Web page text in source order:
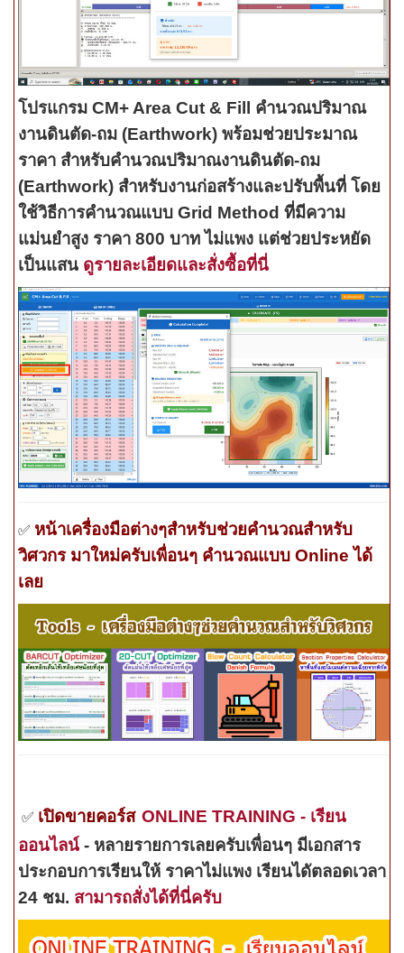
โปรแกรม CM+ Area Cut & Fill คำนวณปริมาณ
งานดินตัด-ถม (Earthwork) พร้อมช่วยประมาณ
ราคา สำหรับคำนวณปริมาณงานดินตัด-ถม
(Earthwork) สำหรับงานก่อสร้างและปรับพื้นที่ โดย
ใช้วิธีการคำนวณแบบ Grid Method ที่มีความ
แม่นยำสูง ราคา 800 บาท ไม่แพง แต่ช่วยประหยัด
เป็นแสน ดูรายละเอียดและสั่งซื้อที่นี่
✅ หน้าเครื่องมือต่างๆสำหรับช่วยคำนวณสำหรับ
วิศวกร มาใหม่ครับเพื่อนๆ คำนวณแบบ Onlineได้
เลย
✅ เปิดขายคอร์ส ONLINE TRAINING - เรียน
ออนไลน์ - หลายรายการเลยครับเพื่อนๆ มีเอกสาร
ประกอบการเรียนให้ ราคาไม่แพง เรียนไดัตลอดเวลา
24 ชม. สามารถสั่งได้ที่นี่ครับ